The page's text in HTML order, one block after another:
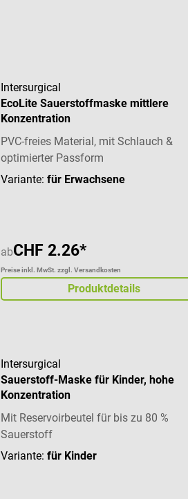
Intersurgical
EcoLite Sauerstoffmaske mittlere
Konzentration
PVC-freies Material, mit Schlauch &
optimierter Passform
Variante:für Erwachsene
abCHF 2.26*
Preise inkl. MwSt. zzgl. Versandkosten
Produktdetails
Intersurgical
Sauerstoff-Maske für Kinder, hohe
Konzentration
Mit Reservoirbeutel für bis zu 80 %
Sauerstoff
Variante:für Kinder